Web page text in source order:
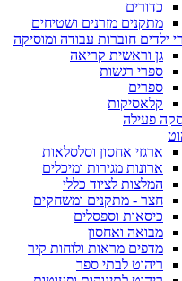
כדורים
מתקנים מזרנים ושטיחים
ילדים חוברות עבודה ומוסיקה
גן וראשית קריאה
ספרי רגשות
ספרים
קלאסיקות
פעילה
ארגזי אחסון וסלסלאות
ארונות מגירות ומיכלים
המלצות לציוד כללי
חצר - מתקנים ומשחקים
כיסאות וספסלים
מבואה ואחסון
מדפים מראות ולוחות קיר
ריהוט לבתי ספר